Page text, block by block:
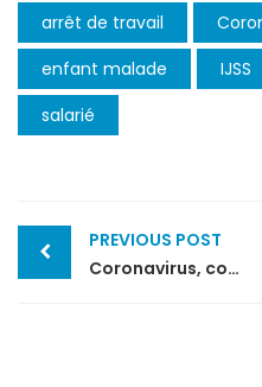
arrêt de travail
enfant malade
IJSS
salarié
Post
navigation
PREVIOUS POST
Coronavirus, comment faire face aux difficultés de l’entreprise